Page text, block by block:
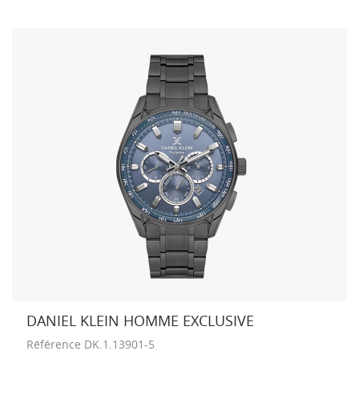
DANIEL KLEIN HOMME EXCLUSIVE
Référence DK.1.13901-5